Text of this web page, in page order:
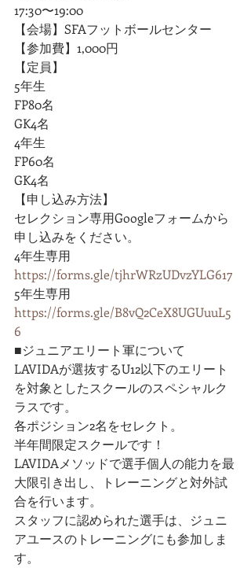
17:30〜19:00
【会場】SFAフットボールセンター
【参加費】1,000円
【定員】
5年生
FP80名
GK4名
4年生
FP60名
GK4名
【申し込み方法】
セレクション専用Googleフォームから
申し込みをください。
4年生専用
https://forms.gle/tjhrWRzUDvzYLG617
5年生専用
https://forms.gle/B8vQ2CeX8UGUuuL5
6
■ジュニアエリート軍について
LAVIDAが選抜するU12以下のエリート
を対象としたスクールのスペシャルク
ラスです。
各ポジション2名をセレクト。
半年間限定スクールです！
LAVIDAメソッドで選手個人の能力を最
大限引き出し、トレーニングと対外試
合を行います。
スタッフに認められた選手は、ジュニ
アユースのトレーニングにも参加しま
す。